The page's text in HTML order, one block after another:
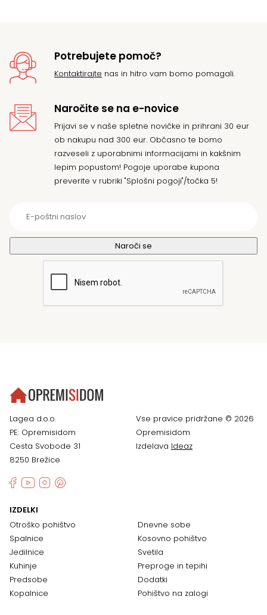
Potrebujete pomoč?
Kontaktirajte nas in hitro vam bomo pomagali.
Naročite se na e-novice
Prijavi se v naše spletne novičke in prihrani 30 eur
ob nakupu nad 300 eur. Občasno te bomo
razveseli z uporabnimi informacijami in kakšnim
lepim popustom! Pogoje uporabe kupona
preverite v rubriki "Splošni pogoji"/točka 5!
Lagea d.o.o.
PE: Opremisidom
Cesta Svobode 31
8250 Brežice
Vse pravice pridržane © 2026
Opremisidom
Izdelava Ideaz
IZDELKI
Otroško pohištvo
Spalnice
Jedilnice
Kuhinje
Predsobe
Kopalnice
Dnevne sobe
Kosovno pohištvo
Svetila
Preproge in tepihi
Dodatki
Pohištvo na zalogi